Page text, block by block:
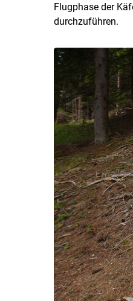
Flugphase der
durchzuführen.